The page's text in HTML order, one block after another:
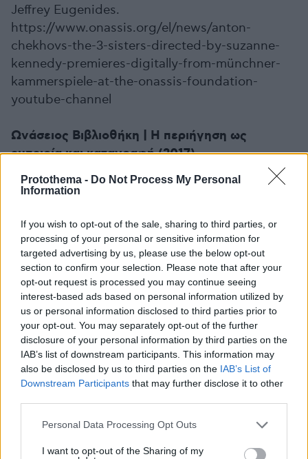
Protothema - Do Not Process My Personal
Information
If you wish to opt-out of the sale, sharing to third parties, or
processing of your personal or sensitive information for
targeted advertising by us, please use the below opt-out
section to confirm your selection. Please note that after your
opt-out request is processed you may continue seeing
interest-based ads based on personal information utilized by
us or personal information disclosed to third parties prior to
your opt-out. You may separately opt-out of the further
disclosure of your personal information by third parties on the
IAB’s list of downstream participants. This information may
also be disclosed by us to third parties on the IAB’s List of
Downstream Participants that may further disclose it to other
Please note that this website/app uses one or more Google
not limited to your visit or usage behaviour. You may click to
Personal Data Processing Opt Outs
I want to opt-out of the Sharing of my
Jeffrey Eugenides.
https://www.onassis.org/el/news/anton-
chekhovs-the-3-sisters-directed-by-suzanne-
kennedy-premieres-digitally-from-münchner-
kammerspiele-at-the-onassis-foundation-
youtube-channel
Ωνάσειος Βιβλιοθήκη | Η περιήγηση ως
εμπειρία και καταγραφή (2017)
σημαντικό μέρος της συλλογής της Ωνασείου
Βιβλιοθήκης. Με ποιον τρόπο τα περιηγητικά
βιβλία συγκροτούν τεκμήριο, όχι μόνο της
αστικής και εθνικής μνήμης και ταυτότητας,
αλλά και μιας εξελισσόμενης αισθητικής
αντίληψης του χώρου;
Η ομιλία, σε μια αναστοχαστική επισκόπηση
των βιβλίων του συγγραφέα, επικεντρώνεται
στη σχέση του σύγχρονου υποκειμένου με το
(ελληνικό) τοπίο και την υπαίθρια ζωή και
συζητά σχετικές περιηγητικές πρακτικές και
«τοπιακές επιτελέσεις». Το ερώτημα που